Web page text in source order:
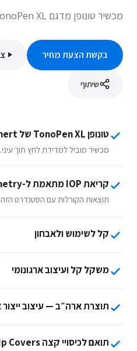
מכשיר טונופן מדגם TonoPen XL של חברת Reichert
בקשת הצעת מחיר
שיתוף
טונופן TonoPen XL של Reichert
מכשיר מוביל למדידת לחץ תוך עיני.
קריאת IOP מתאמת ל-Goldmann Tonometry
תוצאות הקורלות עם הסטנדרט
קל לשימוש ולאבחון
משקל קל ועיצוב ארגונומי
תוצרת ארה״ב — עיצוב ייצור
תואם לכיסויי קצה Tip Covers